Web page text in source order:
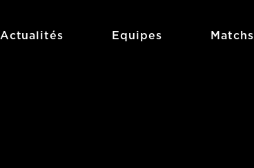
Actualités Equipes Matchs